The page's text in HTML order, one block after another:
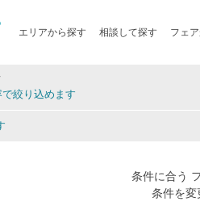
エリアから探す 相談して探す フェ
絞り込めます
条件に合う
条件を変